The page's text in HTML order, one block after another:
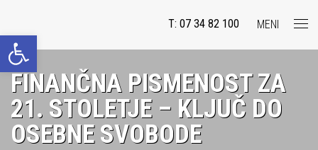
T: 07 34 82 100 MENI
FINANČNA PISMENOST ZA
21. STOLETJE – KLJUČ DO
OSEBNE SVOBODE
Open toolbar